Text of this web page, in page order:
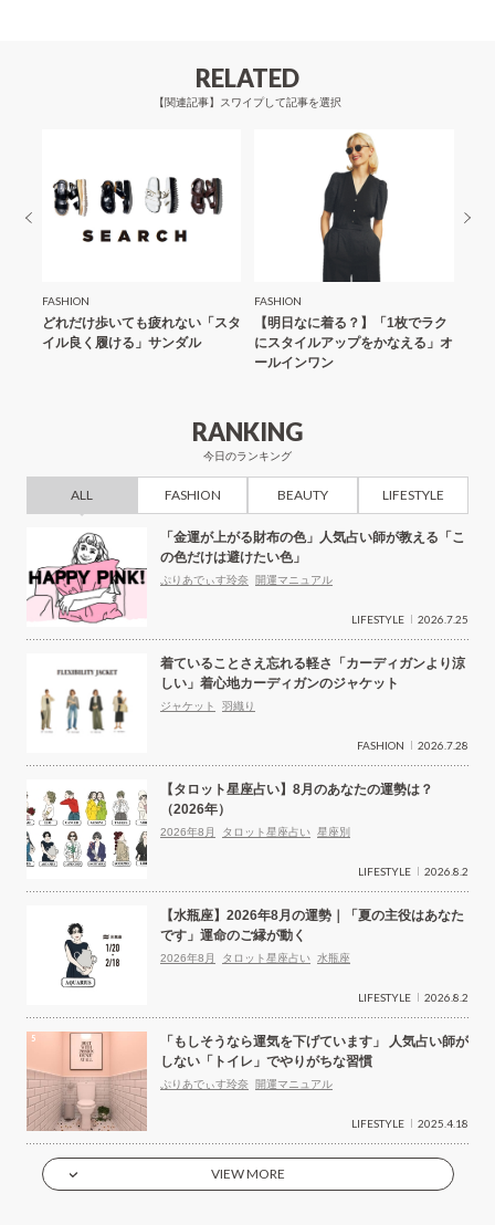
RELATED
【関連記事】スワイプして記事を選択
FASHION
どれだけ歩いても疲れない「スタ
イル良く履ける」サンダル
FASHION
【明日なに着る？】「1枚でラク
にスタイルアップをかなえる」オ
ールインワン
RANKING
今日のランキング
ALL FASHION BEAUTY LIFESTYLE
「金運が上がる財布の色」人気占い師が教える「こ
の色だけは避けたい色」
ぷりあでぃす玲奈 開運マニュアル
LIFESTYLE 2026.7.25
着ていることさえ忘れる軽さ「カーディガンより涼
しい」着心地カーディガンのジャケット
ジャケット 羽織り
FASHION 2026.7.28
【タロット星座占い】8月のあなたの運勢は？
（2026年）
2026年8月 タロット星座占い 星座別
LIFESTYLE 2026.8.2
【水瓶座】2026年8月の運勢｜「夏の主役はあなた
です」運命のご縁が動く
2026年8月 タロット星座占い 水瓶座
LIFESTYLE 2026.8.2
「もしそうなら運気を下げています」 人気占い師が
しない「トイレ」でやりがちな習慣
ぷりあでぃす玲奈 開運マニュアル
LIFESTYLE 2025.4.18
VIEW MORE